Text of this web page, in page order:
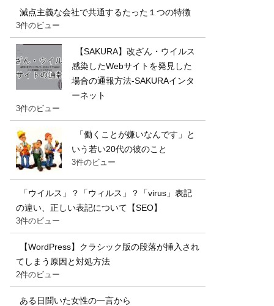
減点主義な会社で共通するたった１つの特徴
3件のビュー
【SAKURA】改ざん・ウイルス
感染したWebサイトを発見した
場合の通報方法-SAKURAインタ
ーネット
3件のビュー
「働くことが嫌いなんです」と
いう若い20代の彼のこと
3件のビュー
「ウイルス」？「ウィルス」？「virus」表記
の違い、正しい表記について【SEO】
3件のビュー
【WordPress】クラシック版の段落が挿入され
てしまう原因と対処方法
2件のビュー
ある日聞いた女性の一言から